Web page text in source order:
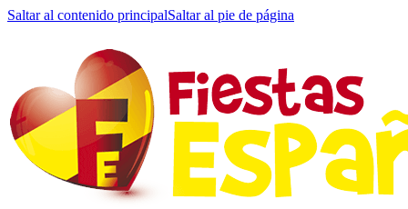
Saltar al contenido principalSaltar al pie de página